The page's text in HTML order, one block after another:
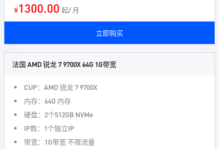
¥1300.00 起/ 月
立即购买
法国 AMD 锐龙 7 9700X 64G 1G带宽
CUP：AMD 锐龙 7 9700X
内存：64G 内存
硬盘：2个512GB NVMe
IP数：1个独立IP
带宽：1G带宽 不限流量